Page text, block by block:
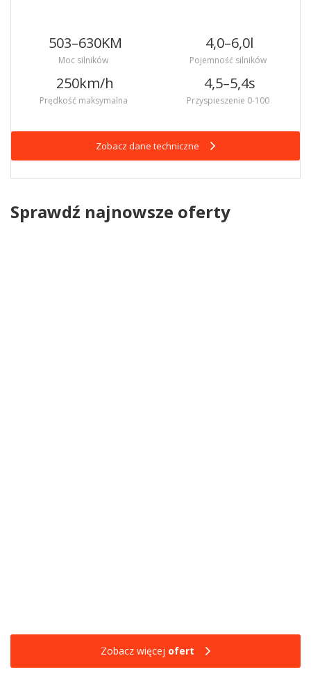
503–630KM
Moc silników
4,0–6,0l
Pojemność silników
250km/h
Prędkość maksymalna
4,5–5,4s
Przyspieszenie 0-100
Zobacz dane techniczne
Sprawdź najnowsze oferty
Zobacz więcej ofert